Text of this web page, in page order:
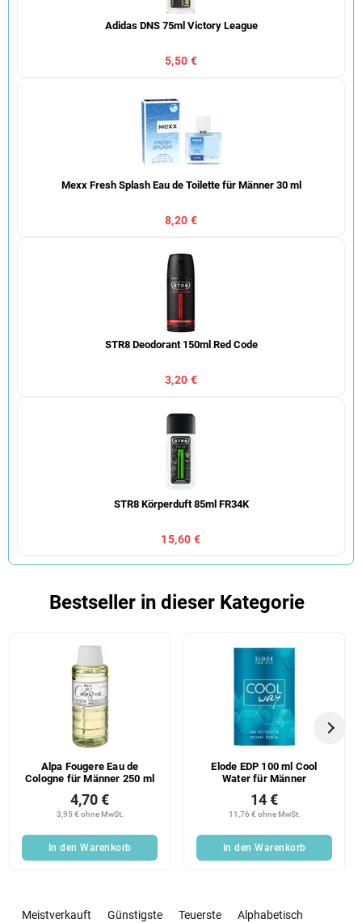
Adidas DNS 75ml Victory League
5,50 €
Mexx Fresh Splash Eau de Toilette für Männer 30 ml
8,20 €
STR8 Deodorant 150ml Red Code
3,20 €
STR8 Körperduft 85ml FR34K
15,60 €
Bestseller in dieser Kategorie
Alpa Fougere Eau de
Cologne für Männer 250 ml
4,70 €
3,95 € ohne MwSt.
In den Warenkorb
Elode EDP 100 ml Cool
Water für Männer
14 €
11,76 € ohne MwSt.
In den Warenkorb
Meistverkauft Günstigste Teuerste Alphabetisch